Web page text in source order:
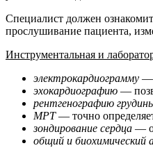
Специалист должен
прослушивание пациента,
Инструментальная и
электрокардиограмму —
эхокардиографию —
рентгенографию
МРТ— точно
зондирование сердца —
общий и